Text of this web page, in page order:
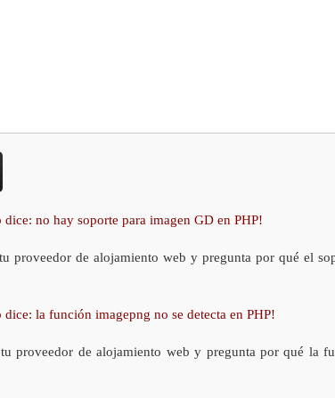
no hay soporte para imagen GD en PHP!
proveedor de alojamiento web y pregunta por qué el
la función imagepng no se detecta en PHP!
proveedor de alojamiento web y pregunta por qué la